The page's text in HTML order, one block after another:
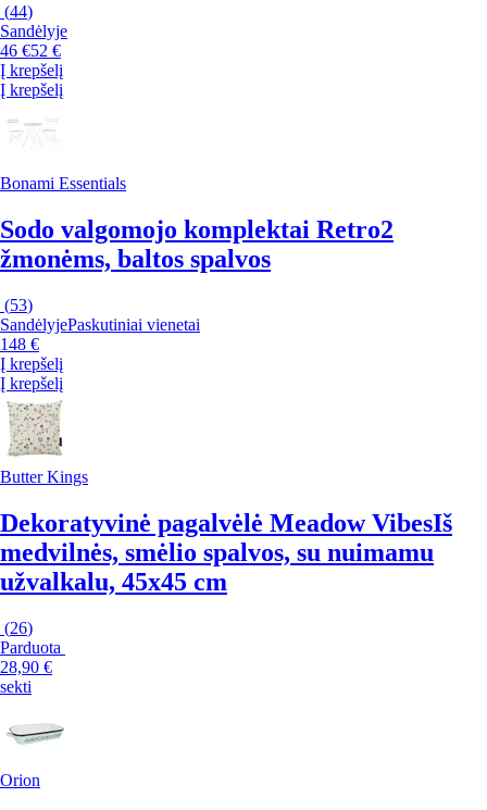
(44)
Sandėlyje
46 €52 €
Į krepšelį
Į krepšelį
Bonami Essentials
Sodo valgomojo komplektai Retro2
žmonėms, baltos spalvos
(53)
SandėlyjePaskutiniai vienetai
148 €
Į krepšelį
Į krepšelį
Butter Kings
Dekoratyvinė pagalvėlė Meadow VibesIš
medvilnės, smėlio spalvos, su nuimamu
užvalkalu, 45x45 cm
(26)
Parduota
28,90 €
sekti
Orion